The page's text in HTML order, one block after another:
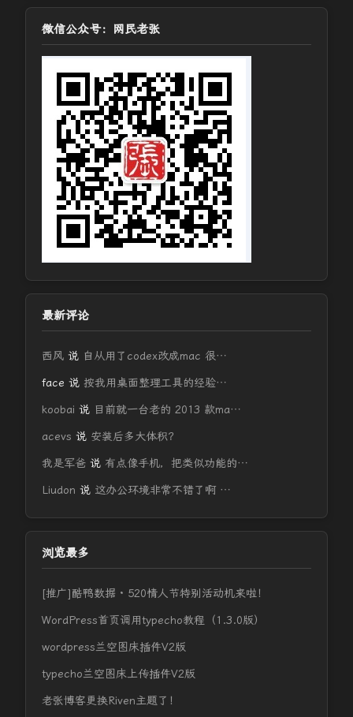
微信公众号：网民老张
最新评论
西风 说 自从用了codex改成mac 很…
face 说 按我用桌面整理工具的经验…
koobai 说 目前就一台老的 2013 款ma…
acevs 说 安装后多大体积？
我是军爸 说 有点像手机，把类似功能的…
Liudon 说 这办公环境非常不错了啊 …
浏览最多
[推广]酷鸭数据 · 520情人节特别活动机来啦！
WordPress首页调用typecho教程（1.3.0版）
wordpress兰空图床插件V2版
typecho兰空图床上传插件V2版
老张博客更换Riven主题了！